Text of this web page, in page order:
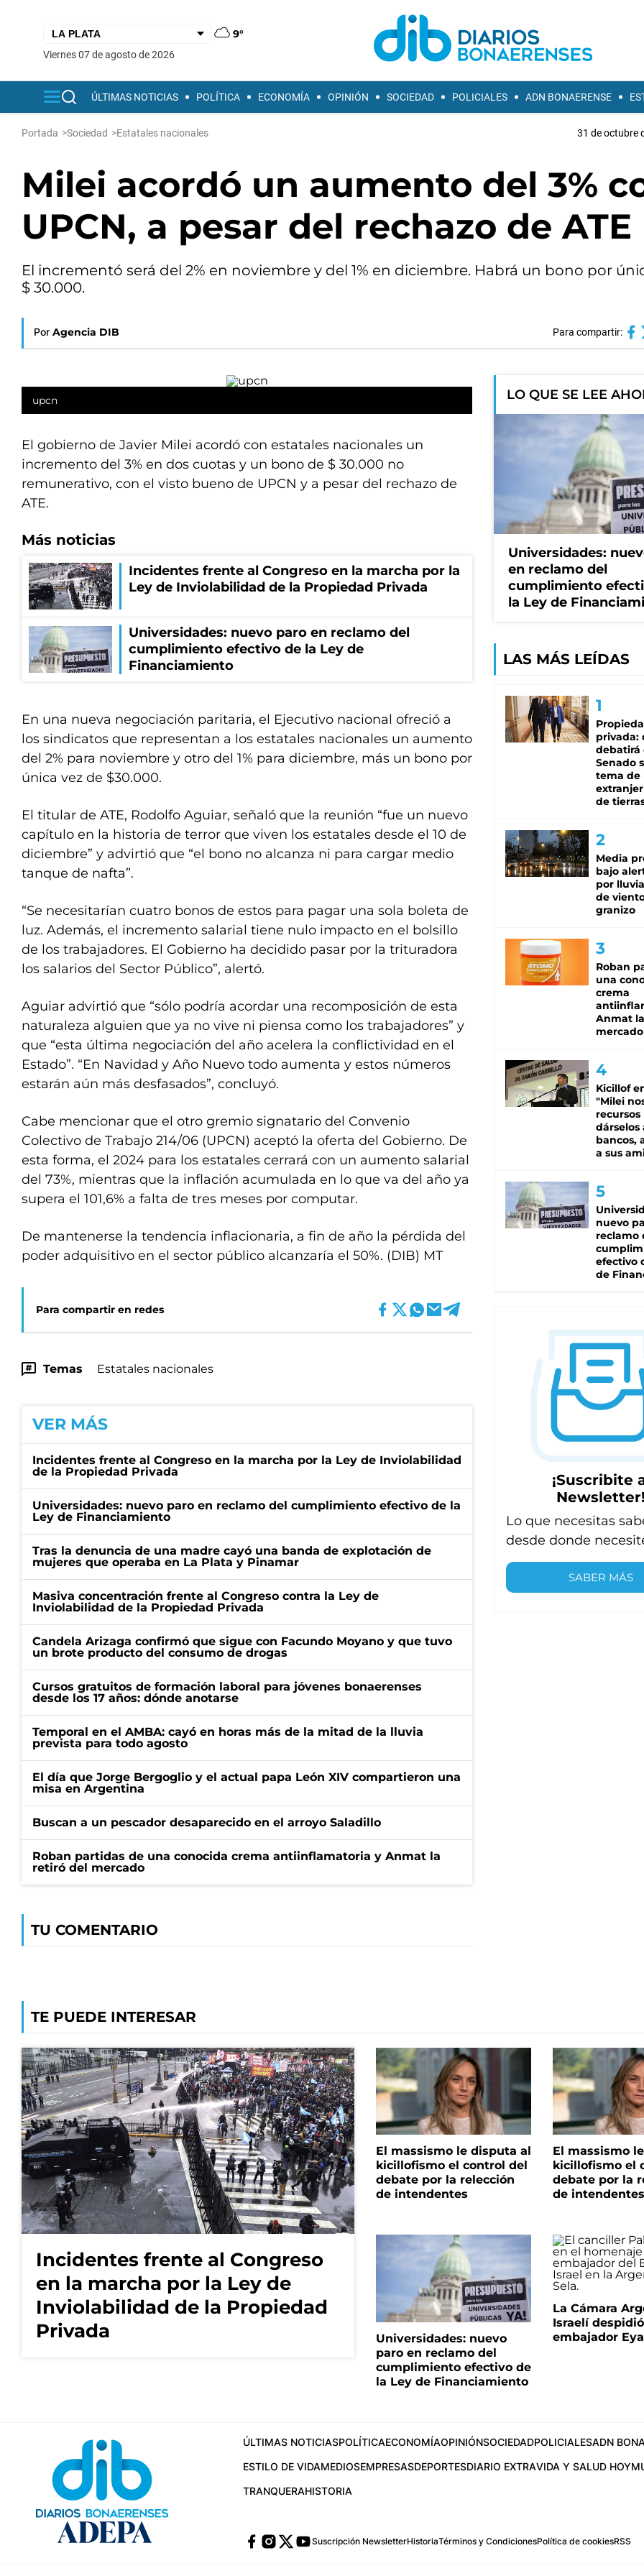
9°
viernes 07 de agosto de 2026
ÚLTIMAS NOTICIAS POLÍTICA ECONOMÍA OPINIÓN SOCIEDAD POLICIALES ADN BONAERENSE
Portada >Sociedad >Estatales nacionales 31 de octubre
Milei acordó un aumento del 3%
UPCN, a pesar del rechazo de ATE
El incrementó será del 2% en noviembre y del 1% en diciembre. Habrá un bono por
$ 30.000.
Por Agencia DIB Para compartir:
upcn
El gobierno de Javier Milei acordó con estatales nacionales un
incremento del 3% en dos cuotas y un bono de $ 30.000 no
remunerativo, con el visto bueno de UPCN y a pesar del rechazo de
ATE.
Más noticias
Incidentes frente al Congreso en la marcha por la
Ley de Inviolabilidad de la Propiedad Privada
Universidades: nuevo paro en reclamo del
cumplimiento efectivo de la Ley de
Financiamiento
En una nueva negociación paritaria, el Ejecutivo nacional ofreció a
los sindicatos que representan a los estatales nacionales un aumento
del 2% para noviembre y otro del 1% para diciembre, más un bono por
única vez de $30.000.
El titular de ATE, Rodolfo Aguiar, señaló que la reunión “fue un nuevo
capítulo en la historia de terror que viven los estatales desde el 10 de
diciembre” y advirtió que “el bono no alcanza ni para cargar medio
tanque de nafta”.
“Se necesitarían cuatro bonos de estos para pagar una sola boleta de
luz. Además, el incremento salarial tiene nulo impacto en el bolsillo
de los trabajadores. El Gobierno ha decidido pasar por la trituradora
los salarios del Sector Público”, alertó.
Aguiar advirtió que “sólo podría acordar una recomposición de esta
naturaleza alguien que ya no vive ni piensa como los trabajadores” y
que “esta última negociación del año acelera la conflictividad en el
Estado”. “En Navidad y Año Nuevo todo aumenta y estos números
estarán aún más desfasados”, concluyó.
Cabe mencionar que el otro gremio signatario del Convenio
Colectivo de Trabajo 214/06 (UPCN) aceptó la oferta del Gobierno. De
esta forma, el 2024 para los estatales cerrará con un aumento salarial
del 73%, mientras que la inflación acumulada en lo que va del año ya
supera el 101,6% a falta de tres meses por computar.
De mantenerse la tendencia inflacionaria, a fin de año la pérdida del
poder adquisitivo en el sector público alcanzaría el 50%. (DIB) MT
Para compartir en redes
Temas Estatales nacionales
VER MÁS
Incidentes frente al Congreso en la marcha por la Ley de Inviolabilidad
de la Propiedad Privada
Universidades: nuevo paro en reclamo del cumplimiento efectivo de la
Ley de Financiamiento
Tras la denuncia de una madre cayó una banda de explotación de
mujeres que operaba en La Plata y Pinamar
Masiva concentración frente al Congreso contra la Ley de
Inviolabilidad de la Propiedad Privada
Candela Arizaga confirmó que sigue con Facundo Moyano y que tuvo
un brote producto del consumo de drogas
Cursos gratuitos de formación laboral para jóvenes bonaerenses
desde los 17 años: dónde anotarse
Temporal en el AMBA: cayó en horas más de la mitad de la lluvia
prevista para todo agosto
El día que Jorge Bergoglio y el actual papa León XIV compartieron una
misa en Argentina
Buscan a un pescador desaparecido en el arroyo Saladillo
Roban partidas de una conocida crema antiinflamatoria y Anmat la
retiró del mercado
TU COMENTARIO
LO QUE SE LEE
Universidades:
en reclamo del
cumplimiento
la Ley de
LAS MÁS LEÍDAS
privada:
debatirá
Senado
tema de
de
Media
bajo
por
de
granizo
Roban
una
crema
Anmat
mercado
Kicillof
"Milei
recursos
dárselos
bancos,
a sus
nuevo
reclamo
efectivo
de
¡Suscribite
Newsletter!
Lo que necesitas
desde donde
SABER MÁS
TE PUEDE INTERESAR
Incidentes frente al Congreso
en la marcha por la Ley de
Inviolabilidad de la Propiedad
Privada
El massismo le disputa al
kicillofismo el control del
debate por la relección
de intendentes
El massismo
kicillofismo el
debate por la
de intendentes
Universidades: nuevo
paro en reclamo del
cumplimiento efectivo de
la Ley de Financiamiento
La Cámara
Israelí
embajador
ÚLTIMAS NOTICIASPOLÍTICAECONOMÍAOPINIÓNSOCIEDADPOLICIALESADN
ESTILO DE VIDAMEDIOSEMPRESASDEPORTESDIARIO EXTRAVIDA Y SALUD HOY
TRANQUERAHISTORIA
Suscripción NewsletterHistoriaTérminos y CondicionesPolítica de cookiesRSS